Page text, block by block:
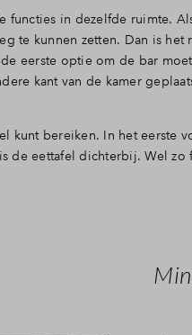
functies in dezelfde ruimte.
te kunnen zetten. Dan is
eerste optie om de bar
kant van de kamer
kunt bereiken. In het eerste
eettafel dichterbij. Wel zo